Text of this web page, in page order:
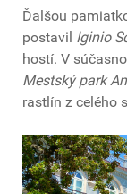
Ďalšou
postavil Iginio
hostí. V
Mestský park
rastlín z celého